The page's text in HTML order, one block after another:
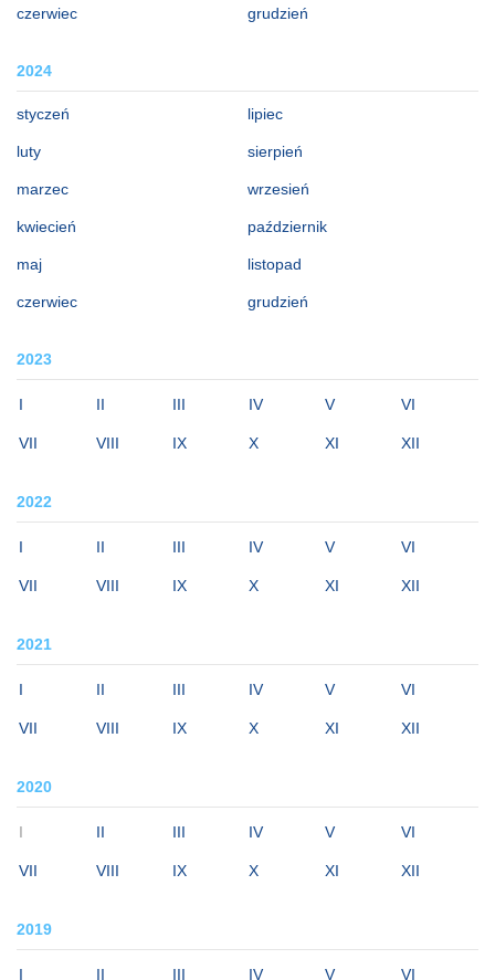
czerwiec grudzień
2024
styczeń
luty
marzec
kwiecień
maj
czerwiec
lipiec
sierpień
wrzesień
październik
listopad
grudzień
2023
I II III IV V VI
VII VIII IX X XI XII
2022
I II III IV V VI
VII VIII IX X XI XII
2021
I II III IV V VI
VII VIII IX X XI XII
2020
I II III IV V VI
VII VIII IX X XI XII
2019
I II III IV V VI